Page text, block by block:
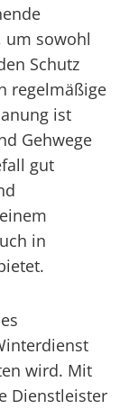
um sowohl
Schutz
regelmäßige
ist
Gehwege
gut
in
wird. Mit
Dienstleister